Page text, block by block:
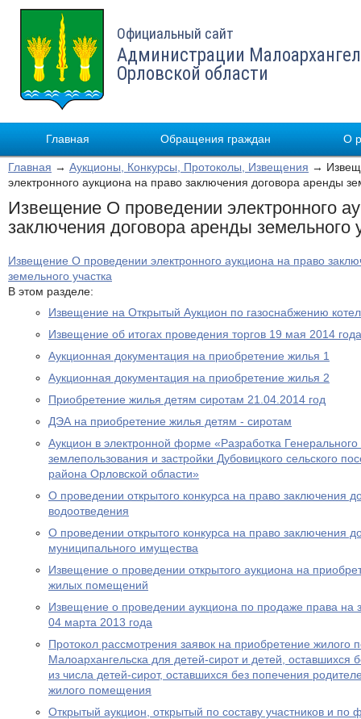
Официальный сайт
Администрации
Орловской области
Главная Обращения граждан О
Главная → Аукционы, Конкурсы, Протоколы, Извещения →
электронного аукциона на право заключения договора аренды
Извещение О проведении электронного
заключения договора аренды земельного
Извещение О проведении электронного аукциона на право
земельного участка
В этом разделе:
Извещение на Открытый Аукцион по газоснабжению
Извещение об итогах проведения торгов 19 мая 2014 года
Аукционная документация на приобретение жилья 1
Аукционная документация на приобретение жилья 2
Приобретение жилья детям сиротам 21.04.2014 год
ДЭА на приобретение жилья детям - сиротам
Аукцион в электронной форме «Разработка
землепользования и застройки Дубовицкого сельского
района Орловской области»
О проведении открытого конкурса на право заключения
водоотведения
О проведении открытого конкурса на право заключения
муниципального имущества
Извещение о проведении открытого аукциона на
жилых помещений
Извещение о проведении аукциона по продаже права на
04 марта 2013 года
Протокол рассмотрения заявок на приобретение жилого
Малоархангельска для детей-сирот и детей, оставшихся
из числа детей-сирот, оставшихся без попечения
жилого помещения
Открытый аукцион, открытый по составу участников и